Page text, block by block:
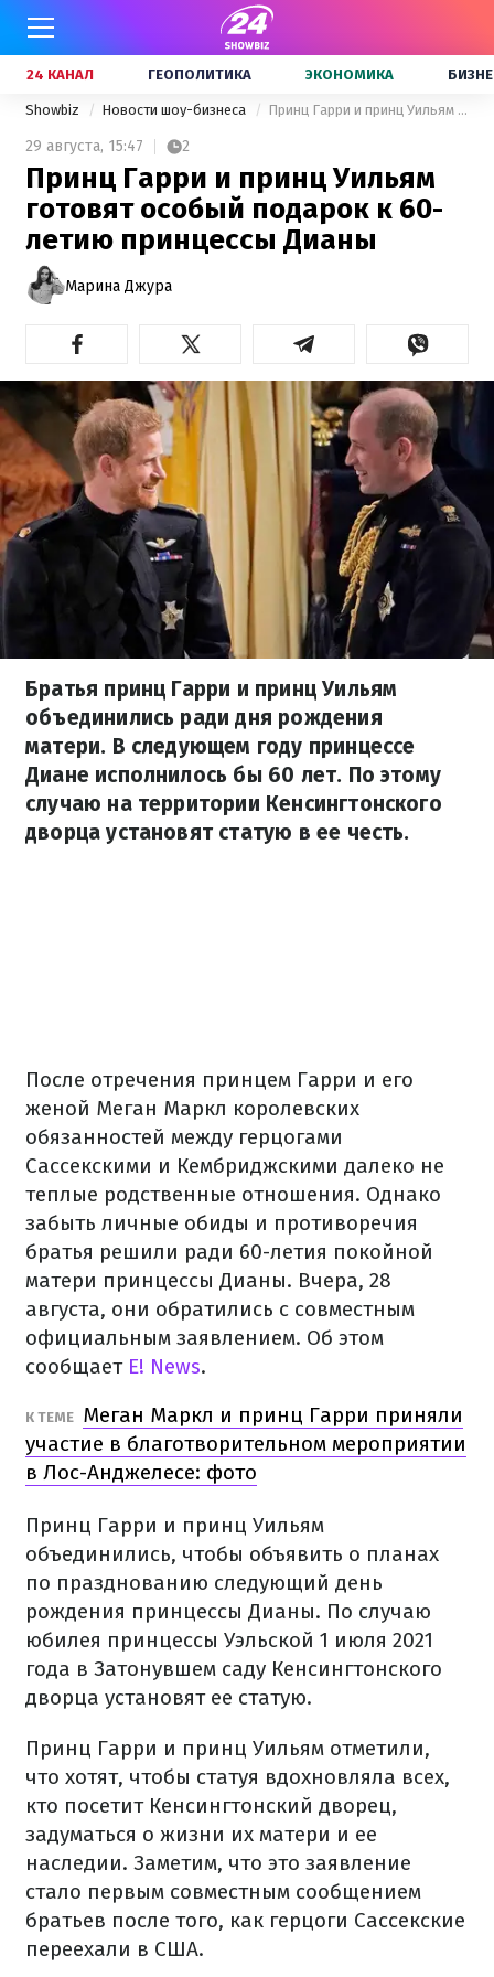
24 КАНАЛ ГЕОПОЛИТИКА ЭКОНОМИКА
Showbiz Новости шоу-бизнеса Принц Гарри и принц Уильям готовят особый подарок к 60-летию принцессы Дианы
29 августа, 15:47 2
Принц Гарри и принц Уильям
готовят особый подарок к 60-
летию принцессы Дианы
Марина Джура
Братья принц Гарри и принц Уильям
объединились ради дня рождения
матери. В следующем году принцессе
Диане исполнилось бы 60 лет. По этому
случаю на территории Кенсингтонского
дворца установят статую в ее честь.
После отречения принцем Гарри и его
женой Меган Маркл королевских
обязанностей между герцогами
Сассекскими и Кембриджскими далеко не
теплые родственные отношения. Однако
забыть личные обиды и противоречия
братья решили ради 60-летия покойной
матери принцессы Дианы. Вчера, 28
августа, они обратились с совместным
официальным заявлением. Об этом
сообщаетE! News.
К ТЕМЕ Меган Маркл и принц Гарри приняли
участие в благотворительном мероприятии
в Лос-Анджелесе: фото
Принц Гарри и принц Уильям
объединились, чтобы объявить о планах
по празднованию следующий день
рождения принцессы Дианы. По случаю
юбилея принцессы Уэльской 1 июля 2021
года в Затонувшем саду Кенсингтонского
дворца установят ее статую.
Принц Гарри и принц Уильям отметили,
что хотят, чтобы статуя вдохновляла всех,
кто посетит Кенсингтонский дворец,
задуматься о жизни их матери и ее
наследии. Заметим, что это заявление
стало первым совместным сообщением
братьев после того, как герцоги Сассекские
переехали в США.